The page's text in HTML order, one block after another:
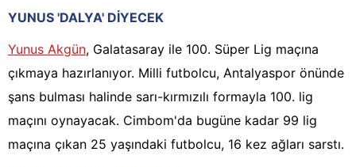
YUNUS 'DALYA' DİYECEK
Yunus Akgün, Galatasaray ile 100. Süper Lig maçına
çıkmaya hazırlanıyor. Milli futbolcu, Antalyaspor önünde
şans bulması halinde sarı-kırmızılı formayla 100. lig
maçını oynayacak. Cimbom'da bugüne kadar 99 lig
maçına çıkan 25 yaşındaki futbolcu, 16 kez ağları sarstı.